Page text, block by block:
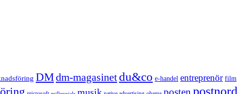
DMdm-magasinet du&co e-handel entreprenör film